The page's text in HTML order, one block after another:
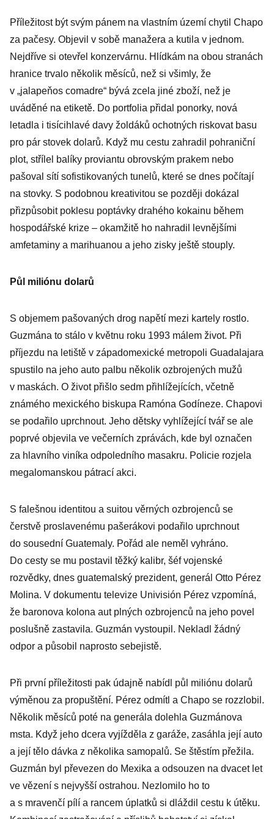
Příležitost být svým pánem na vlastním území chytil Chapo
za pačesy. Objevil v sobě manažera a kutila v jednom.
Nejdříve si otevřel konzervárnu. Hlídkám na obou stranách
hranice trvalo několik měsíců, než si všimly, že
v „jalapeňos comadre“ bývá zcela jiné zboží, než je
uváděné na etiketě. Do portfolia přidal ponorky, nová
letadla i tisícihlavé davy žoldáků ochotných riskovat basu
pro pár stovek dolarů. Když mu cestu zahradil pohraniční
plot, střílel balíky proviantu obrovským prakem nebo
pašoval sítí sofistikovaných tunelů, které se dnes počítají
na stovky. S podobnou kreativitou se později dokázal
přizpůsobit poklesu poptávky drahého kokainu během
hospodářské krize – okamžitě ho nahradil levnějšími
amfetaminy a marihuanou a jeho zisky ještě stouply.
Půl miliónu dolarů
S objemem pašovaných drog napětí mezi kartely rostlo.
Guzmána to stálo v květnu roku 1993 málem život. Při
příjezdu na letiště v západomexické metropoli Guadalajara
spustilo na jeho auto palbu několik ozbrojených mužů
v maskách. O život přišlo sedm přihlížejících, včetně
známého mexického biskupa Ramóna Godíneze. Chapovi
se podařilo uprchnout. Jeho dětsky vyhlížející tvář se ale
poprvé objevila ve večerních zprávách, kde byl označen
za hlavního viníka odpoledního masakru. Policie rozjela
megalomanskou pátrací akci.
S falešnou identitou a suitou věrných ozbrojenců se
čerstvě proslavenému pašerákovi podařilo uprchnout
do sousední Guatemaly. Pořád ale neměl vyhráno.
Do cesty se mu postavil těžký kalibr, šéf vojenské
rozvědky, dnes guatemalský prezident, generál Otto Pérez
Molina. V dokumentu televize Univisión Pérez vzpomíná,
že baronova kolona aut plných ozbrojenců na jeho povel
poslušně zastavila. Guzmán vystoupil. Nekladl žádný
odpor a působil naprosto sebejistě.
Při první příležitosti pak údajně nabídl půl miliónu dolarů
výměnou za propuštění. Pérez odmítl a Chapo se rozzlobil.
Několik měsíců poté na generála dolehla Guzmánova
msta. Když jeho dcera vyjížděla z garáže, zasáhla její auto
a její tělo dávka z několika samopalů. Se štěstím přežila.
Guzmán byl převezen do Mexika a odsouzen na dvacet let
ve vězení s nejvyšší ostrahou. Nezlomilo ho to
a s mravenčí pílí a rancem úplatků si dláždil cestu k útěku.